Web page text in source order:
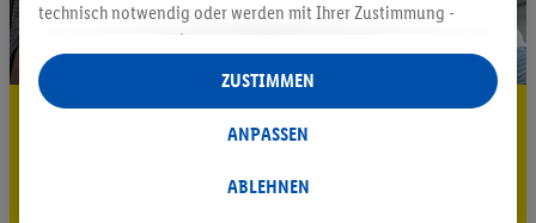
5.95 € Versand sparen³²ᵃ
technisch notwendig oder werden mit Ihrer Zustimmung -
auch durch Partner (u.a.
Verantwortliche; im Zusammenhang mit dem IAB TCF
insgesamt
Statistik-Erstellung oder für personalisierte Werbung
Datenverarbeitungen für personalisierte Werbung werden
ABLEHNEN
ANPASSEN
ZUSTIMMEN